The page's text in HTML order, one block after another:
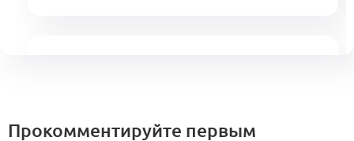
Прокомментируйте первым